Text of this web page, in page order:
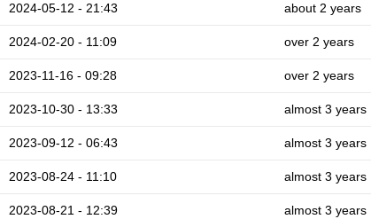
2024-05-12 - 21:43 about 2 years
2024-02-20 - 11:09 over 2 years
2023-11-16 - 09:28 over 2 years
2023-10-30 - 13:33 almost 3 years
2023-09-12 - 06:43 almost 3 years
2023-08-24 - 11:10 almost 3 years
2023-08-21 - 12:39 almost 3 years